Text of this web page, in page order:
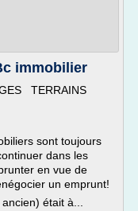
immobilier
TERRAINS
sont toujours
dans les
en vue de
un emprunt!
était à...